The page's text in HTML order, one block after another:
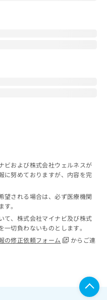
ビおよび株式会社ウェルネスが
に努めておりますが、内容を完
望される場合は、必ず医療機関
。
て、株式会社マイナビ及び株式
切負わないものとします。
の修正依頼フォーム
からご連